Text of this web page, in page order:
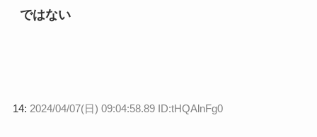
ではない
14: 2024/04/07(日) 09:04:58.89 ID:tHQAlnFg0